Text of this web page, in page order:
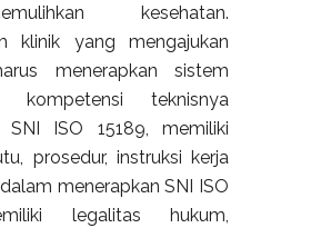
kesehatan.
klinik yang mengajukan
menerapkan sistem
teknisnya
SNI ISO 15189, memiliki
prosedur, instruksi kerja
menerapkan SNI ISO
legalitas hukum,